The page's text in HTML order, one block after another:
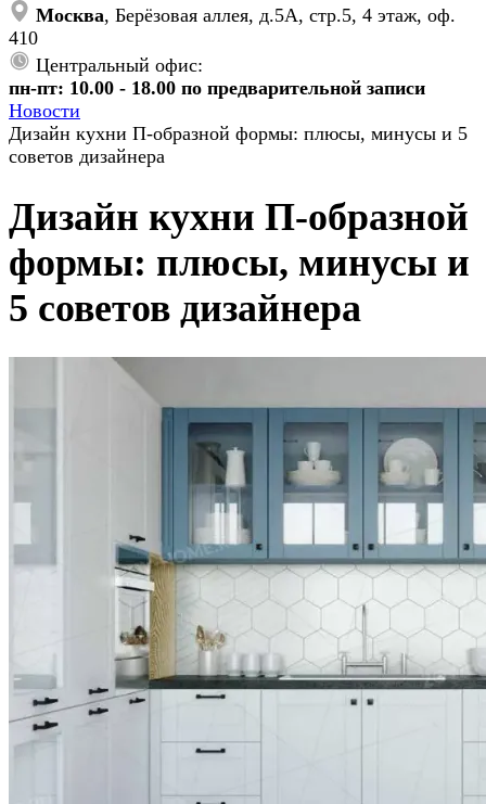
Москва, Берёзовая аллея, д.5А, стр.5, 4 этаж, оф.
410
Центральный офис:
пн-пт: 10.00 - 18.00 по предварительной записи
Новости
Дизайн кухни П-образной формы: плюсы, минусы и 5
советов дизайнера
Дизайн кухни П-образной
формы: плюсы, минусы и
5 советов дизайнера